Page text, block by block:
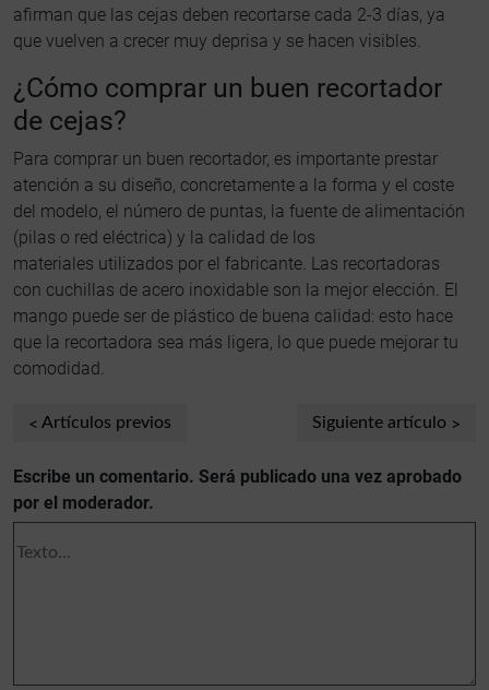
afirman que las cejas deben recortarse cada 2-3 días, ya
que vuelven a crecer muy deprisa y se hacen visibles.
¿Cómo comprar un buen recortador
de cejas?
Para comprar un buen recortador, es importante prestar
atención a su diseño, concretamente a la forma y el coste
del modelo, el número de puntas, la fuente de alimentación
(pilas o red eléctrica) y la calidad de los
materiales utilizados por el fabricante. Las recortadoras
con cuchillas de acero inoxidable son la mejor elección. El
mango puede ser de plástico de buena calidad: esto hace
que la recortadora sea más ligera, lo que puede mejorar tu
comodidad.
Artículos previos Siguiente artículo
Escribe un comentario. Será publicado una vez aprobado
por el moderador.